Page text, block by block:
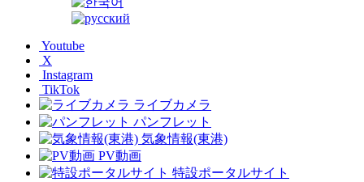
Youtube
X
Instagram
TikTok
ライブカメラ
パンフレット
気象情報(東港)
PV動画
特設ポータルサイト